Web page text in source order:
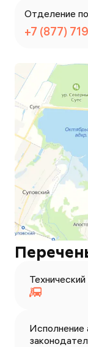
Отделение
+7 (877)
Исполнение